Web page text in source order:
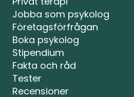
Jobba som psykolog
Företagsförfrågan
Boka psykolog
Stipendium
Fakta och råd
Tester
Recensioner